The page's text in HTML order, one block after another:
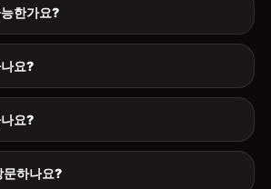
한가요?
요?
요?
문하나요?